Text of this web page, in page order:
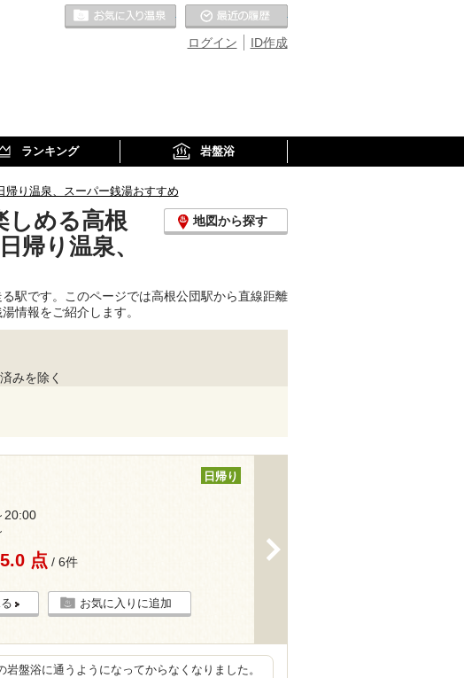
ID作成
ログイン
お気に入りの温泉
ランキング 岩盤浴
帰り温泉、スーパー銭湯おすすめ
しめる高根
帰り温泉、
地図から探す
駅です。このページでは高根公団駅から直線距離
情報をご紹介します。
みを除く
日帰り
20:00
5.0 点 / 6件
お気に入りに追加
盤浴に通うようになってからなくなりました。